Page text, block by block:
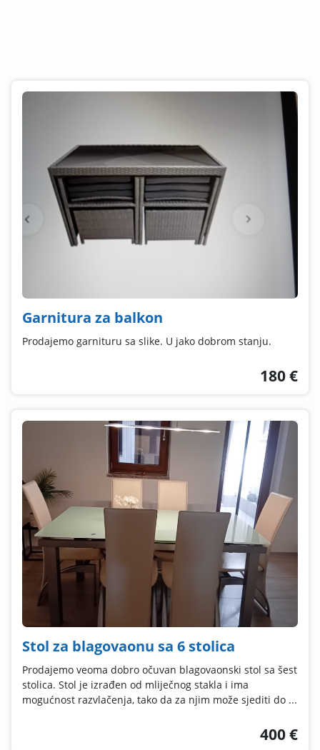
Garnitura za balkon
Prodajemo garnituru sa slike. U jako dobrom stanju.
180 €
Stol za blagovaonu sa 6 stolica
Prodajemo veoma dobro očuvan blagovaonski stol sa šest
stolica. Stol je izrađen od mliječnog stakla i ima
mogućnost razvlačenja, tako da za njim može sjediti do ...
400 €